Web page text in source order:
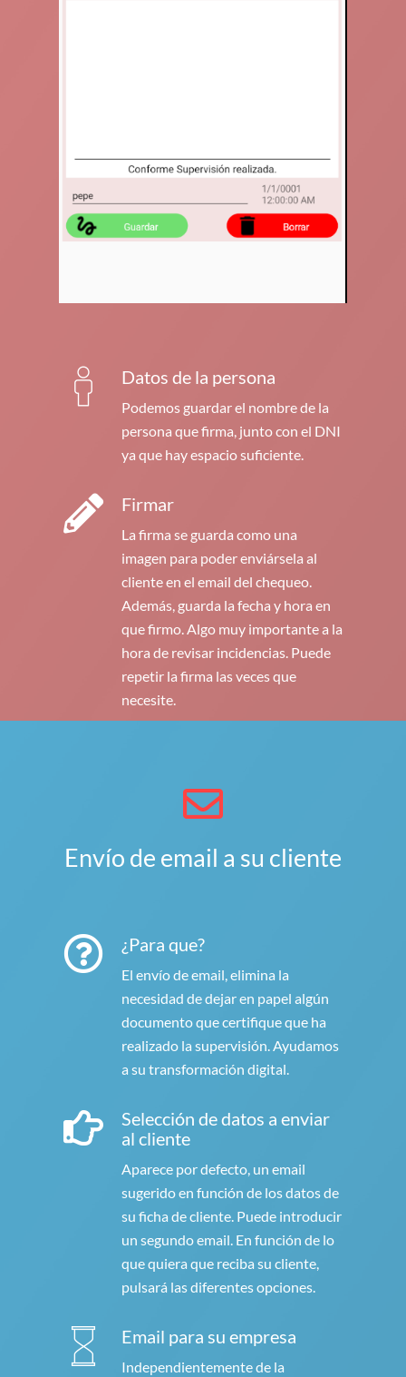
Datos de la persona
Podemos guardar el nombre de la
persona que firma, junto con el DNI
ya que hay espacio suficiente.
Firmar
La firma se guarda como una
imagen para poder enviársela al
cliente en el email del chequeo.
Además, guarda la fecha y hora en
que firmo. Algo muy importante a la
hora de revisar incidencias. Puede
repetir la firma las veces que
necesite.
Envío de email a su cliente
¿Para que?
El envío de email, elimina la
necesidad de dejar en papel algún
documento que certifique que ha
realizado la supervisión. Ayudamos
a su transformación digital.
Selección de datos a enviar
al cliente
Aparece por defecto, un email
sugerido en función de los datos de
su ficha de cliente. Puede introducir
un segundo email. En función de lo
que quiera que reciba su cliente,
pulsará las diferentes opciones.
Email para su empresa
Independientemente de la